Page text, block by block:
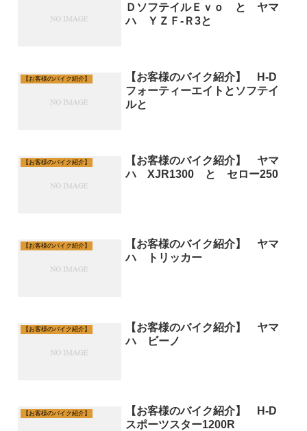
ＤソフテイルＥｖｏ と ヤマ
ハ ＹＺＦ-Ｒ3と
【お客様のバイク紹介】
【お客様のバイク紹介】 H-D
フォーティーエイトとソフテイ
ルと
【お客様のバイク紹介】
【お客様のバイク紹介】 ヤマ
ハ XJR1300 と セロー250
【お客様のバイク紹介】
【お客様のバイク紹介】 ヤマ
ハ トリッカー
【お客様のバイク紹介】
【お客様のバイク紹介】 ヤマ
ハ ビーノ
【お客様のバイク紹介】
【お客様のバイク紹介】 H-D
スポーツスター1200R